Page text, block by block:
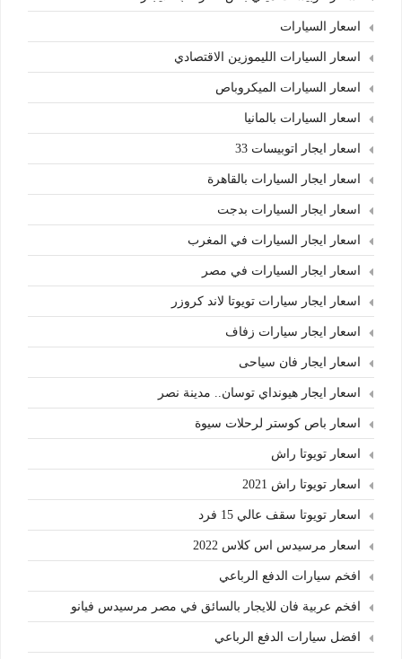
اسعار السيارات
اسعار السيارات الليموزين الاقتصادي
اسعار السيارات الميكروباص
اسعار السيارات بالمانيا
اسعار ايجار اتوبيسات 33
اسعار ايجار السيارات بالقاهرة
اسعار ايجار السيارات بدجت
اسعار ايجار السيارات في المغرب
اسعار ايجار السيارات في مصر
اسعار ايجار سيارات تويوتا لاند كروزر
اسعار ايجار سيارات زفاف
اسعار ايجار فان سياحى
اسعار ايجار هيونداي توسان.. مدينة نصر
اسعار باص كوستر لرحلات سيوة
اسعار تويوتا راش
اسعار تويوتا راش 2021
اسعار تويوتا سقف عالي 15 فرد
اسعار مرسيدس اس كلاس 2022
افخم سيارات الدفع الرباعي
افخم عربية فان للايجار بالسائق في مصر مرسيدس فيانو
افضل سيارات الدفع الرباعي